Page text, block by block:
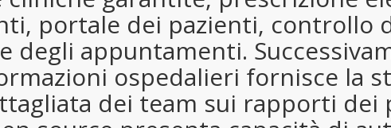
portale dei pazienti, controllo
degli appuntamenti.
ospedalieri fornisce la
dei team sui rapporti dei